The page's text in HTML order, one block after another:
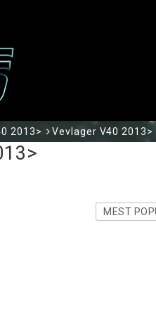
2013> Vevlager V40 2013>
MEST